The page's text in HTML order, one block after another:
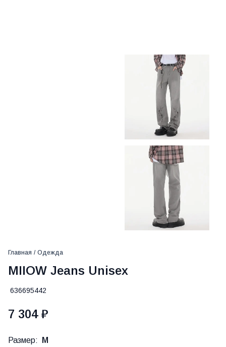
Главная / Одежда
MIIOW Jeans Unisex
636695442
7 304 ₽
Размер: M